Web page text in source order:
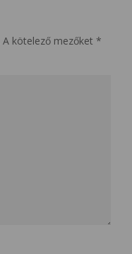
A kötelező mezőket *